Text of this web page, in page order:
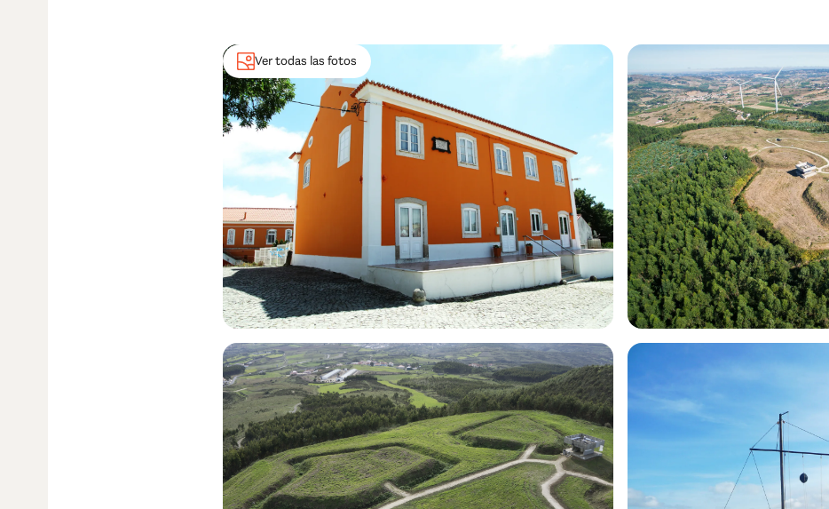
Ver todas las fotos